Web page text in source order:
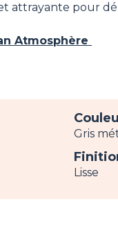
attrayante pour
Atmosphère
Gris
Lisse